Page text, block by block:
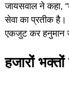
जायसवाल ने कहा,
सेवा का प्रतीक है।
एकजुट कर हनुमान
हजारों